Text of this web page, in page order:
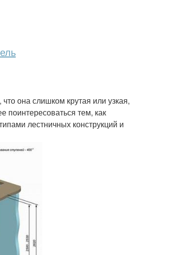
она слишком крутая или узкая,
поинтересоваться тем, как
лестничных конструкций и